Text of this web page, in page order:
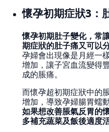
懷孕初期症狀3：
懷孕初期肚子變化，常
期症狀的肚子痛又可以
孕婦會出現像是月經一
增加，讓子宮血流變得
成的脹痛。
而懷孕超初期症狀中的
增加，導致孕婦腸胃蠕
如果想改善脹氣反胃的
多補充蔬菜及飯後適度